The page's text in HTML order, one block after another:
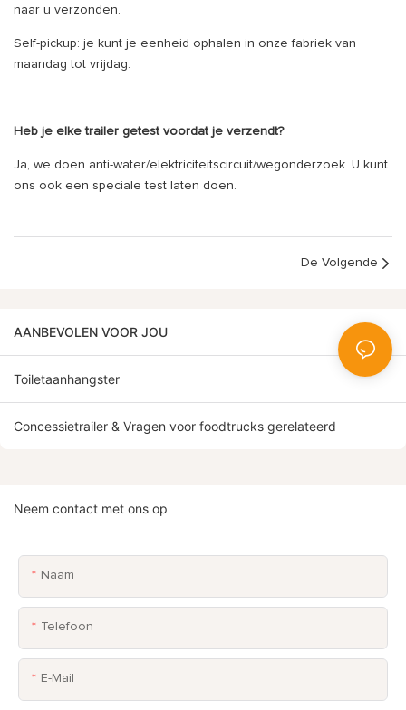
naar u verzonden.
Self-pickup: je kunt je eenheid ophalen in onze fabriek van
maandag tot vrijdag.
Heb je elke trailer getest voordat je verzendt?
Ja, we doen anti-water/elektriciteitscircuit/wegonderzoek. U kunt
ons ook een speciale test laten doen.
De Volgende
AANBEVOLEN VOOR JOU
Toiletaanhangster
Concessietrailer & Vragen voor foodtrucks gerelateerd
Neem contact met ons op
Naam
Telefoon
E-Mail